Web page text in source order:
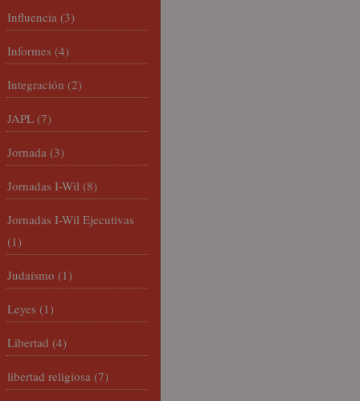
Influencia (3)
Informes (4)
Integración (2)
JAPL (7)
Jornada (3)
Jornadas I-Wil (8)
Jornadas I-Wil Ejecutivas
(1)
Judaísmo (1)
Leyes (1)
Libertad (4)
libertad religiosa (7)